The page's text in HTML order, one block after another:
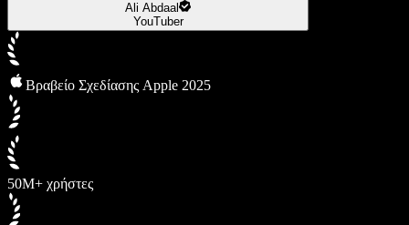
Ali Abdaal
YouTuber
Βραβείο Σχεδίασης Apple 2025
50M+ χρήστες